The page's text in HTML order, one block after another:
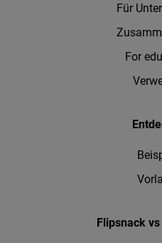
Für
For
Flipsnack